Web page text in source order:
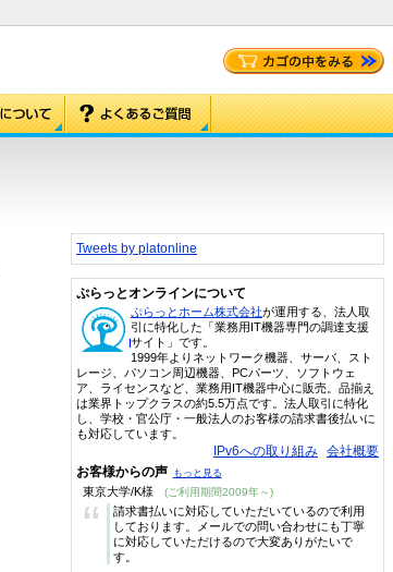
Tweets by platonline
ぷらっとオンラインについて
ぷらっとホーム株式会社が運用する、法人取
引に特化した「業務用IT機器専門の調達支援
サイト」です。
1999年よりネットワーク機器、サーバ、スト
レージ、パソコン周辺機器、PCパーツ、ソフトウェ
ア、ライセンスなど、業務用IT機器中心に販売。品揃え
は業界トップクラスの約5.5万点です。法人取引に特化
し、学校・官公庁・一般法人のお客様の請求書後払いに
も対応しています。
IPv6への取り組み 会社概要
お客様からの声 もっと見る
東京大学/K様 (ご利用期間2009年～)
“
請求書払いに対応していただいているので利用
しております。メールでの問い合わせにも丁寧
に対応していただけるので大変ありがたいで
す。